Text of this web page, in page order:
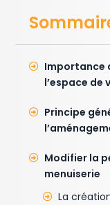
Importance
l’espace de
Principe
Modifier la
menuiserie
La